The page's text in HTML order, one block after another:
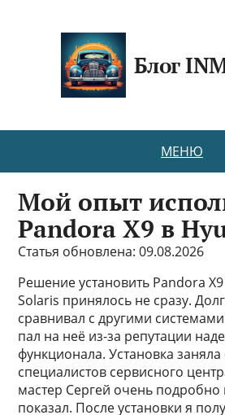
Блог
МЕНЮ
Мой опыт
Pandora X9 в
Статья обновлена: 09.08.2026
Решение установить Pandora
Solaris принялось не сразу.
сравнивал с другими
пал на неё из-за репутации
функционала. Установка
специалистов сервисного
мастер Сергей очень подробно
показал. После установки я